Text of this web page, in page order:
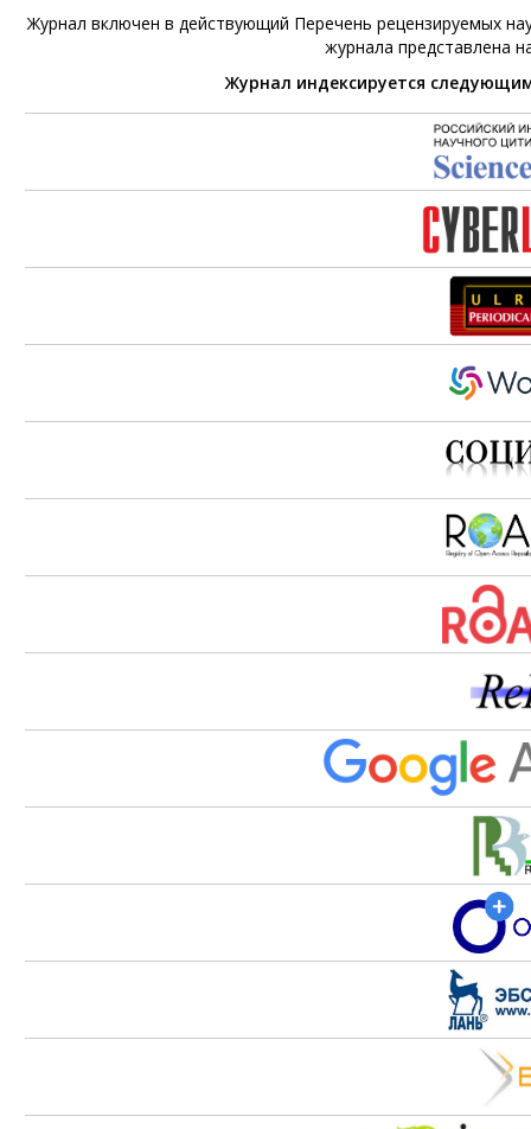
Журнал включен в действующий Перечень рецензируемых
журнала представлена
Журнал индексируется